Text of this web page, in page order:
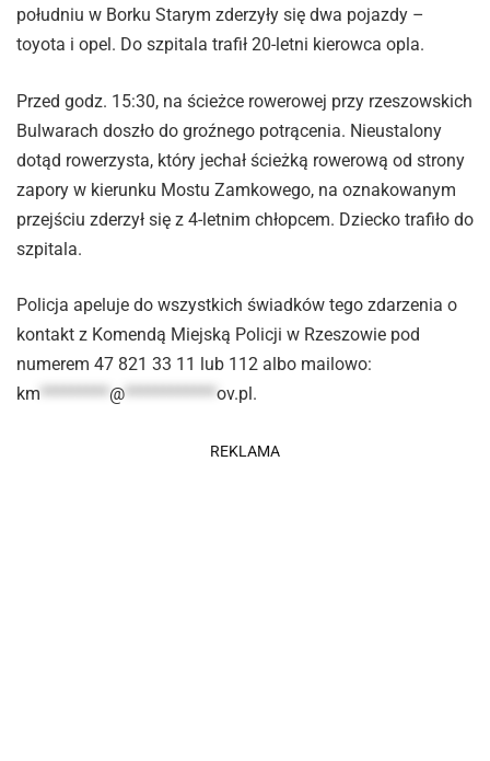
południu w Borku Starym zderzyły się dwa pojazdy –
toyota i opel. Do szpitala trafił 20-letni kierowca opla.
Przed godz. 15:30, na ścieżce rowerowej przy rzeszowskich
Bulwarach doszło do groźnego potrącenia. Nieustalony
dotąd rowerzysta, który jechał ścieżką rowerową od strony
zapory w kierunku Mostu Zamkowego, na oznakowanym
przejściu zderzył się z 4-letnim chłopcem. Dziecko trafiło do
szpitala.
Policja apeluje do wszystkich świadków tego zdarzenia o
kontakt z Komendą Miejską Policji w Rzeszowie pod
numerem 47 821 33 11 lub 112 albo mailowo:
km ********* @ ************ ov.pl .
REKLAMA